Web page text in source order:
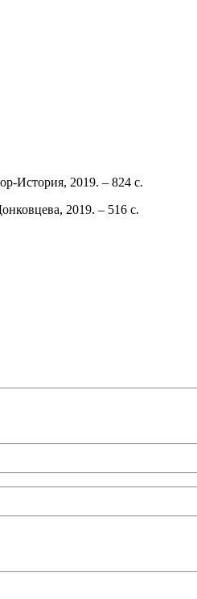
История, 2019. – 824 с.
2019. – 516 с.